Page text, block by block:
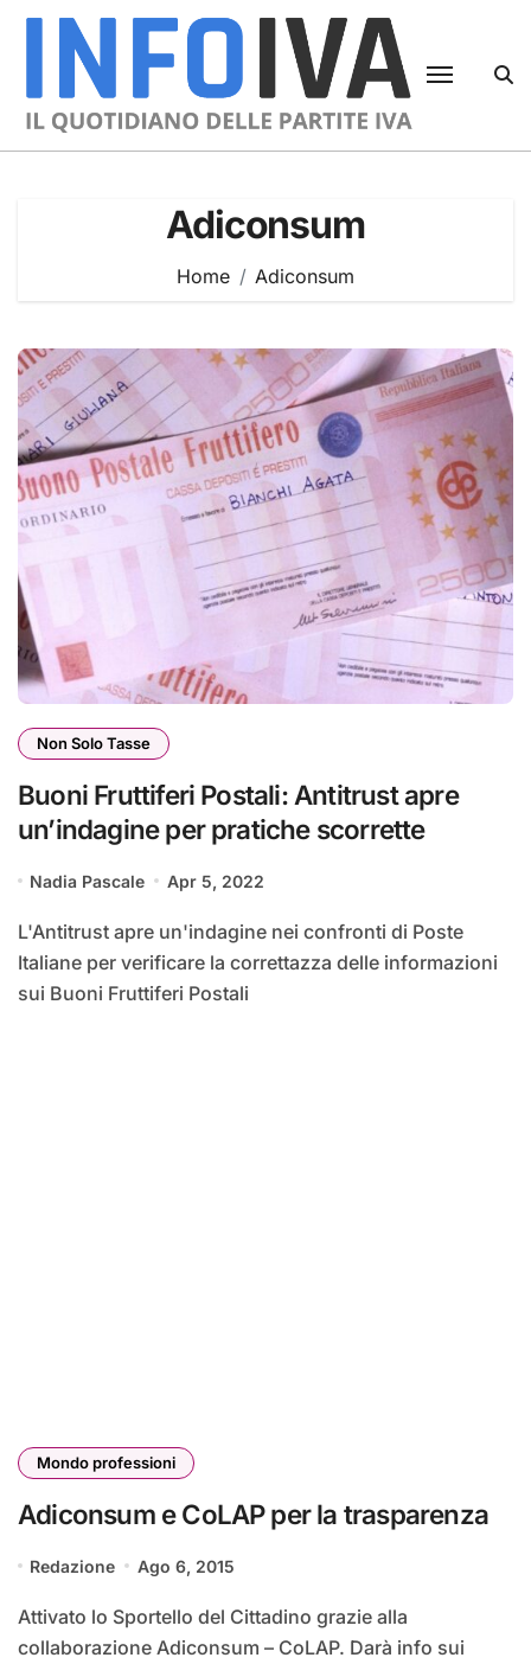
Skip
Adiconsum
Home Adiconsum
Non Solo Tasse
Buoni Fruttiferi Postali: Antitrust apre
un’indagine per pratiche scorrette
Nadia Pascale Apr 5, 2022
L'Antitrust apre un'indagine nei confronti di Poste
Italiane per verificare la correttazza delle informazioni
sui Buoni Fruttiferi Postali
Mondo professioni
Adiconsum e CoLAP per la trasparenza
Redazione Ago 6, 2015
Attivato lo Sportello del Cittadino grazie alla
collaborazione Adiconsum – CoLAP. Darà info sui